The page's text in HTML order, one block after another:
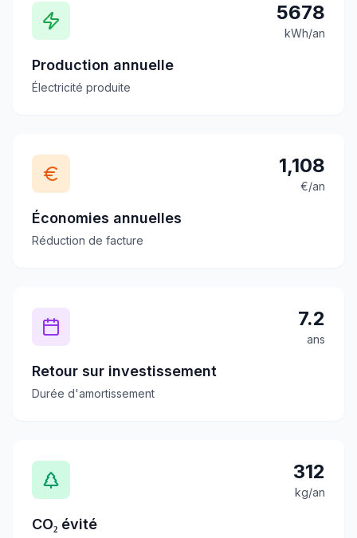
5678
kWh/an
Production annuelle
Électricité produite
1,108
€/an
Économies annuelles
Réduction de facture
7.2
ans
Retour sur investissement
Durée d'amortissement
312
kg/an
CO₂ évité